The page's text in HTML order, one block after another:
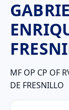
MF OP CP OF
DE FRESNILLO